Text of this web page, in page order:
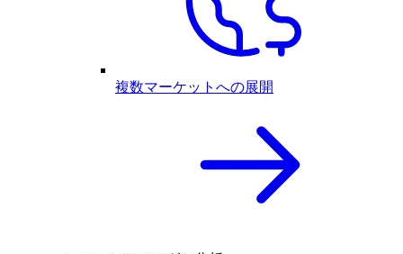
複数マーケットへの展開